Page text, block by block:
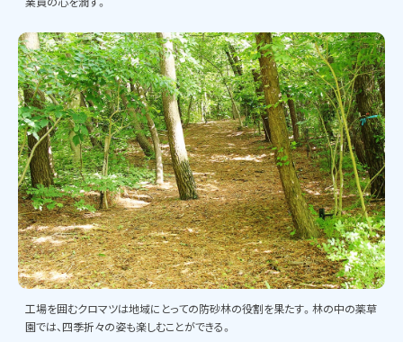
工場を囲むクロマツは地域にとっての防砂林の役割を果たす。林の中の薬草
園では、四季折々の姿も楽しむことができる。